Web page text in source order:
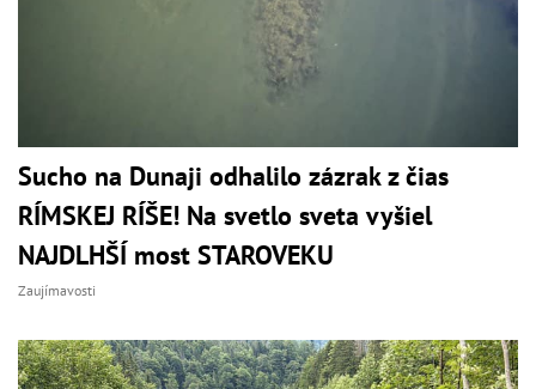
Sucho na Dunaji odhalilo zázrak z čias
RÍMSKEJ RÍŠE! Na svetlo sveta vyšiel
NAJDLHŠÍ most STAROVEKU
Zaujímavosti